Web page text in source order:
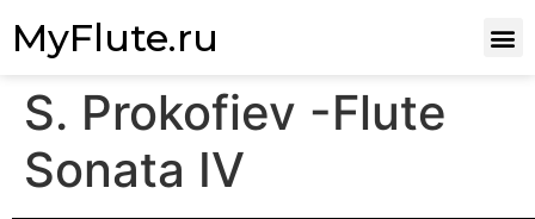
MyFlute.ru
S. Prokofiev -Flute
Sonata IV